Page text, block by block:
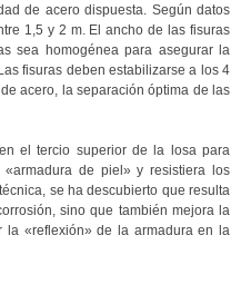
de acero dispuesta. Según datos
1,5 y 2 m. El ancho de las fisuras
sea homogénea para asegurar la
fisuras deben estabilizarse a los 4
acero, la separación óptima de las
el tercio superior de la losa para
de piel» y resistiera los
se ha descubierto que resulta
sino que también mejora la
la «reflexión» de la armadura en la